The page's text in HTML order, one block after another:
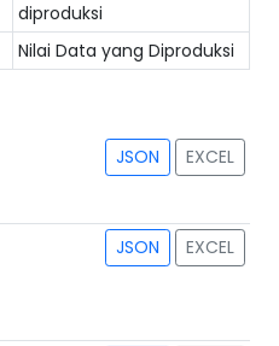
diproduksi
Nilai Data yang Diproduksi
JSON EXCEL
JSON EXCEL